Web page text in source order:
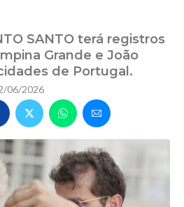
SANTO terá registros
Grande e João
de Portugal.
06/2026